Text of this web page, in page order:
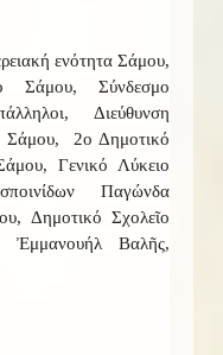
ενότητα Σάμου,
Σάμου, Σύνδεσμο
Διεύθυνση
Σάμου, 2ο Δημοτικό
Γενικό Λύκειο
Παγώνδα
Δημοτικό Σχολεῖο
Ἐμμανουήλ Βαλῆς,